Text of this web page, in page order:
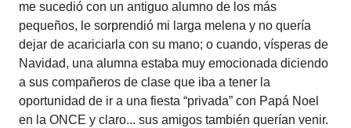
me sucedió con un antiguo alumno de los más
pequeños, le sorprendió mi larga melena y no quería
dejar de acariciarla con su mano; o cuando, vísperas de
Navidad, una alumna estaba muy emocionada diciendo
a sus compañeros de clase que iba a tener la
oportunidad de ir a una fiesta “privada” con Papá Noel
en la ONCE y claro... sus amigos también querían venir.